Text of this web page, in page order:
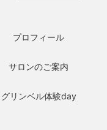
プロフィール
サロンのご案内
グリンベル体験day